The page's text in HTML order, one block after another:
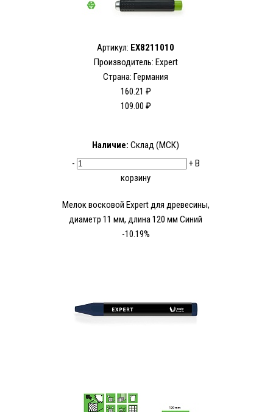
Артикул: EX8211010
Производитель: Expert
Страна: Германия
160.21 ₽
109.00 ₽
Наличие: Склад (МСК)
-
+В
корзину
Мелок восковой Expert для древесины,
диаметр 11 мм, длина 120 мм Синий
-10.19%